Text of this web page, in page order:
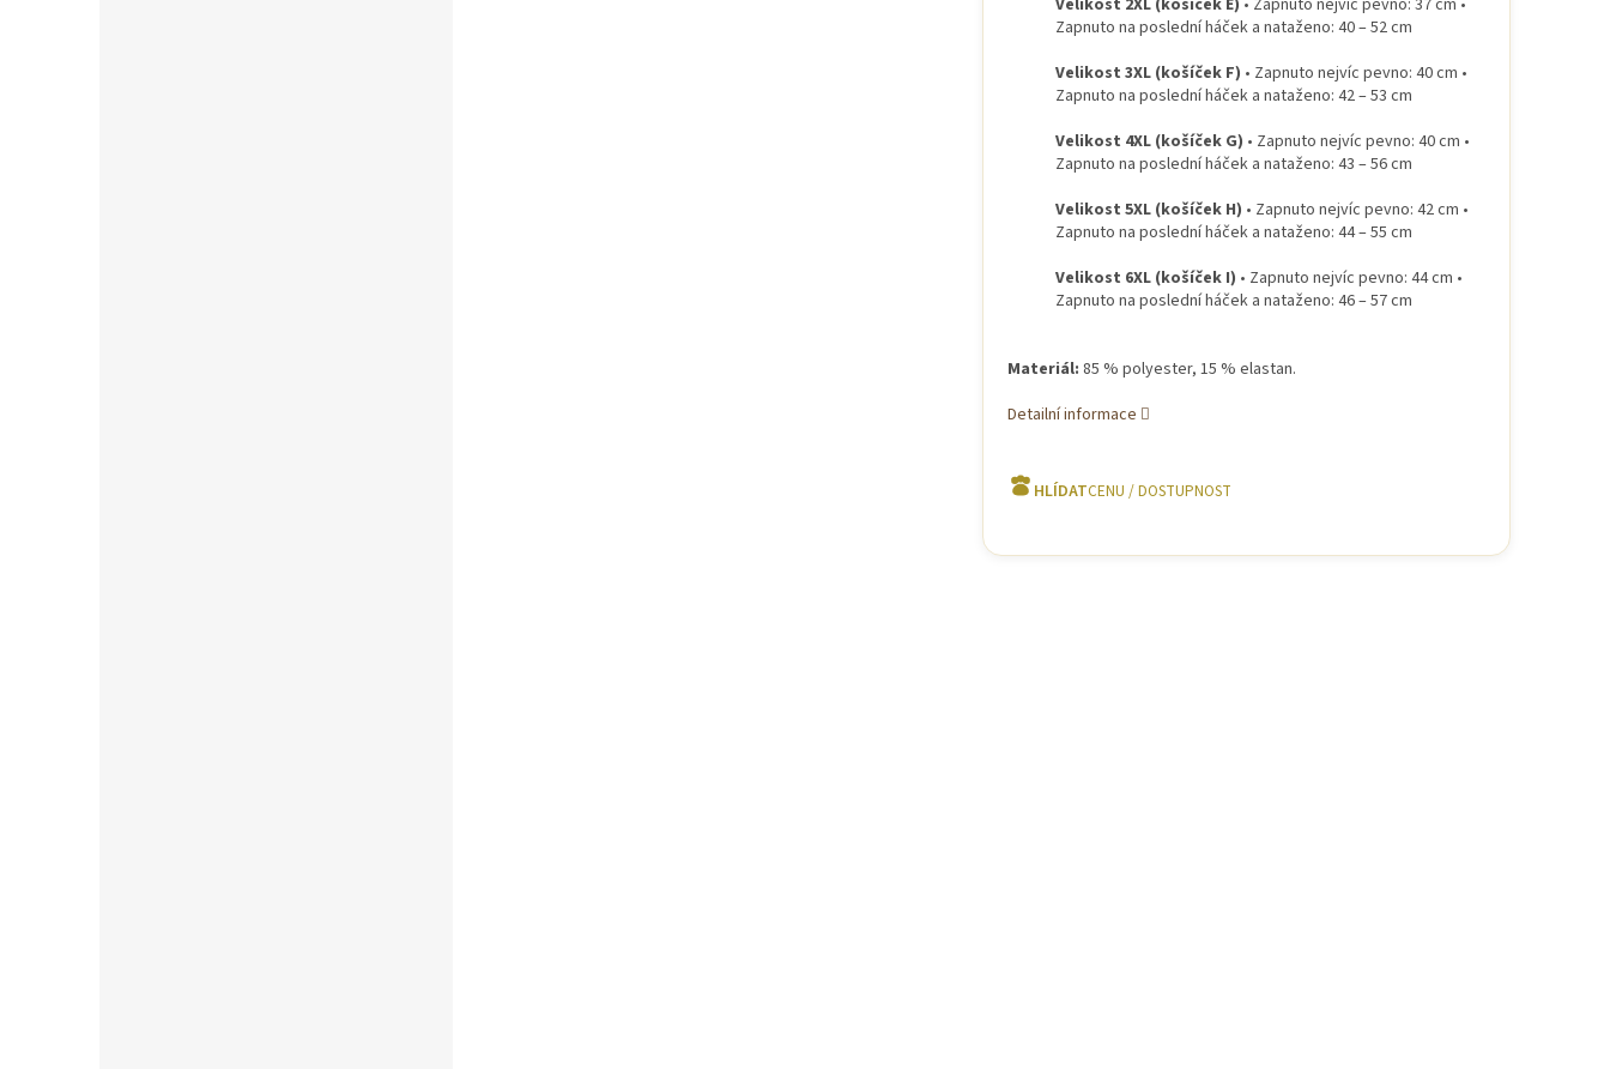
Velikost 2XL (košíček E) • Zapnuto nejvíc pevno: 37 cm •
Zapnuto na poslední háček a nataženo: 40 – 52 cm
Velikost 3XL (košíček F) • Zapnuto nejvíc pevno: 40 cm •
Zapnuto na poslední háček a nataženo: 42 – 53 cm
Velikost 4XL (košíček G) • Zapnuto nejvíc pevno: 40 cm •
Zapnuto na poslední háček a nataženo: 43 – 56 cm
Velikost 5XL (košíček H) • Zapnuto nejvíc pevno: 42 cm •
Zapnuto na poslední háček a nataženo: 44 – 55 cm
Velikost 6XL (košíček I) • Zapnuto nejvíc pevno: 44 cm •
Zapnuto na poslední háček a nataženo: 46 – 57 cm
Materiál: 85 % polyester, 15 % elastan.
Detailní informace
HLÍDAT